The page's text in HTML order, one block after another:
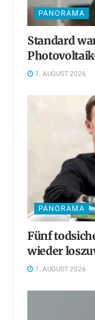
PANORAMA
Standard
7. AUGUST 2026
PANORAMA
Fünf
wieder
7. AUGUST 2026